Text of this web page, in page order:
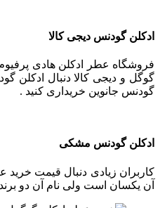
ادکلن گودنس دیجی کالا
فروشگاه عطر ادکلن هادی
گوگل و دیجی کالا دنبال ادکلن
گودنس جانوین خریداری کنید .
ادکلن گودنس مشکی
کاربران زیادی دنبال قیمت
آن یکسان است ولی نام آن دو